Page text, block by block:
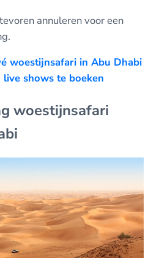
annuleren voor een
woestijnsafari in Abu Dhabi
shows te boeken
woestijnsafari